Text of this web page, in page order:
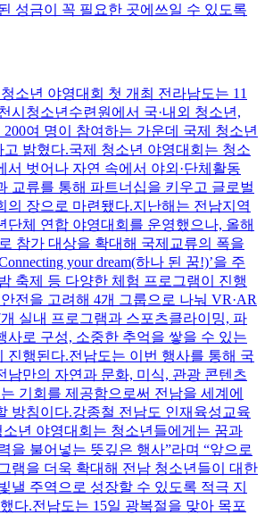
성금이 꼭 필요한 곳에쓰일 수 있도록
소년 야영대회 첫 개최 전라남도는 11
시청소년수련원에서 국·내외 청소년,
여 명이 참여하는 가운데 국제 청소년
밝혔다.국제 청소년 야영대회는 청소
서 벗어나 자연 속에서 야외·단체활동
교류를 통해 파트너십을 키우고 글로벌
의 장으로 마련됐다.지난해는 전남지역
단체 연합 야영대회를 운영했으나, 올해
참가 대상을 확대해 국제교류의 폭을
your dream(하나 된 꿈!)’을 주
축제 등 다양한 체험 프로그램이 진행
전을 고려해 4개 그룹으로 나눠 VR·AR
실내 프로그램과 스포츠클라이밍, 파
사로 구성, 소중한 추억을 쌓을 수 있는
진행된다.전남도는 이번 행사를 통해 국
남만의 자연과 문화, 미식, 관광 콘텐츠
기회를 제공함으로써 전남을 세계에
방침이다.강종철 전남도 인재육성교육
소년 야영대회는 청소년들에게는 꿈과
을 불어넣는 뜻깊은 행사”라며 “앞으로
램을 더욱 확대해 전남 청소년들이 대한
낼 주역으로 성장할 수 있도록 적극 지
다.전남도는 15일 광복절을 맞아 목포